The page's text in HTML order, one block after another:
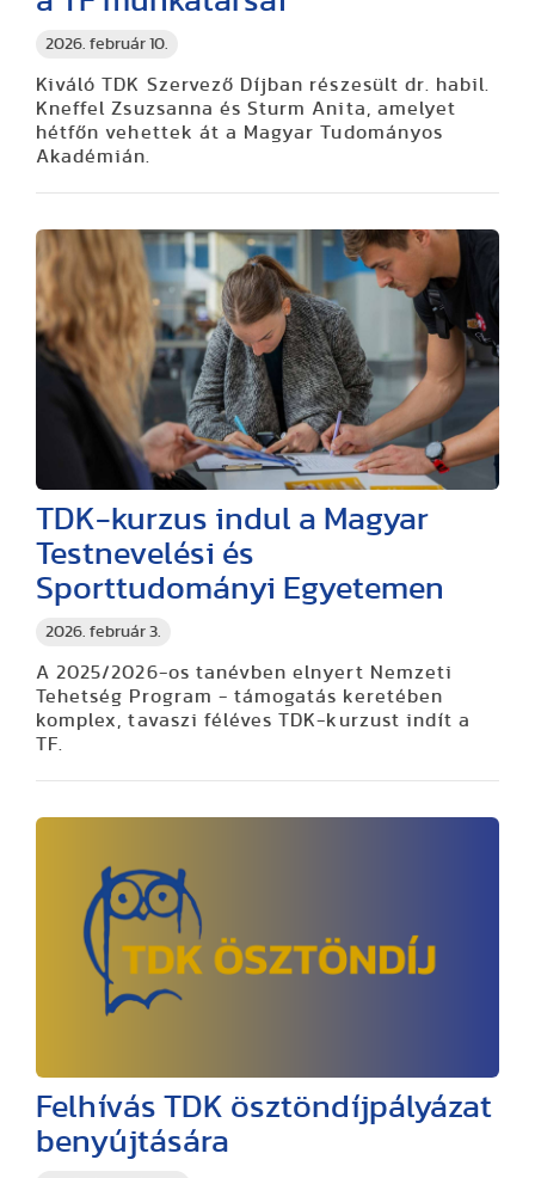
2026. február 10.
Kiváló TDK Szervező Díjban részesült dr. habil.
Kneffel Zsuzsanna és Sturm Anita, amelyet
hétfőn vehettek át a Magyar Tudományos
Akadémián.
2026. február 3.
TDK-kurzus indul a Magyar
Testnevelési és
Sporttudományi Egyetemen
A 2025/2026-os tanévben elnyert Nemzeti
Tehetség Program - támogatás keretében
komplex, tavaszi féléves TDK-kurzust indít a
TF.
Felhívás TDK ösztöndíjpályázat
benyújtására